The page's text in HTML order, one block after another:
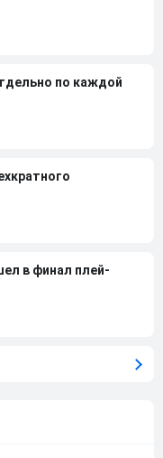
по каждой
в финал плей-